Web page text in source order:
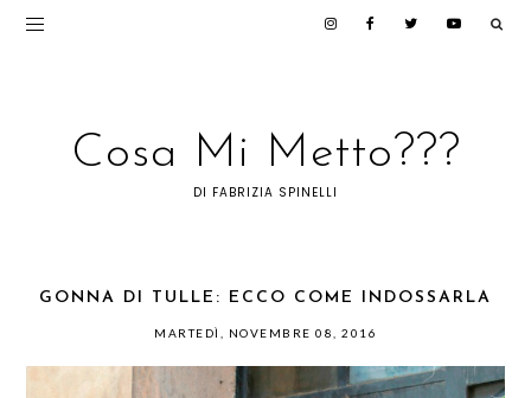
Cosa Mi Metto???
DI FABRIZIA SPINELLI
GONNA DI TULLE: ECCO COME INDOSSARLA
MARTEDÌ, NOVEMBRE 08, 2016